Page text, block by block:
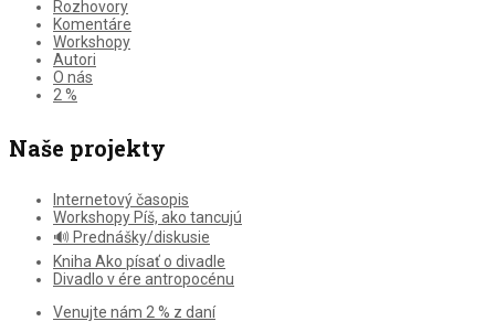
Rozhovory
Komentáre
Workshopy
Autori
O nás
2 %
Naše projekty
Internetový časopis
Workshopy Píš, ako tancujú
🔊 Prednášky/diskusie
Kniha Ako písať o divadle
Divadlo v ére antropocénu
Venujte nám 2 % z daní